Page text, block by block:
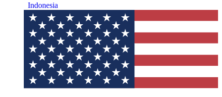
Indonesia